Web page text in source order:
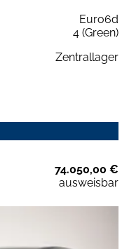
Euro6d
4 (Green)
Zentrallager
74.050,00 €
ausweisbar